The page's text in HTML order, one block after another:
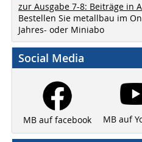
zur Ausgabe 7-8: Beiträge in
Bestellen Sie metallbau im
Jahres- oder Miniabo
Social Media
MB auf facebook MB auf